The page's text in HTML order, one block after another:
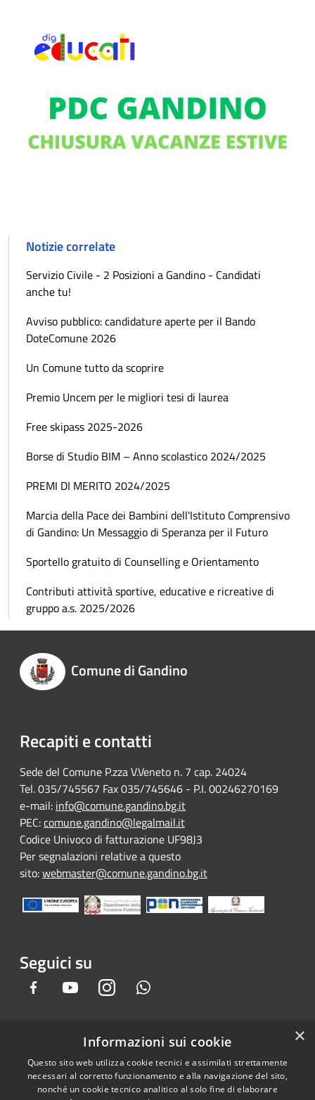
Notizie correlate
Servizio Civile - 2 Posizioni a Gandino - Candidati
anche tu!
Avviso pubblico: candidature aperte per il Bando
DoteComune 2026
Un Comune tutto da scoprire
Premio Uncem per le migliori tesi di laurea
Free skipass 2025-2026
Borse di Studio BIM – Anno scolastico 2024/2025
PREMI DI MERITO 2024/2025
Marcia della Pace dei Bambini dell'Istituto Comprensivo
di Gandino: Un Messaggio di Speranza per il Futuro
Sportello gratuito di Counselling e Orientamento
Contributi attività sportive, educative e ricreative di
gruppo a.s. 2025/2026
Comune di Gandino
Recapiti e contatti
Sede del Comune P.zza V.Veneto n. 7 cap. 24024
Tel. 035/745567 Fax 035/745646 - P.I. 00246270169
e-mail: info@comune.gandino.bg.it
PEC:comune.gandino@legalmail.it
Codice Univoco di fatturazione UF98J3
Per segnalazioni relative a questo
sito:webmaster@comune.gandino.bg.it
Seguici su
Facebook YoutubeInstagram
Accessibilità
Privacy
Gandino • Powered by
Municipium•Accesso
×
Informazioni sui cookie
Questo sito web utilizza cookie tecnici e assimilati strettamente
necessari al corretto funzionamento e alla navigazione del sito,
nonché un cookie tecnico analitico al solo fine di elaborare